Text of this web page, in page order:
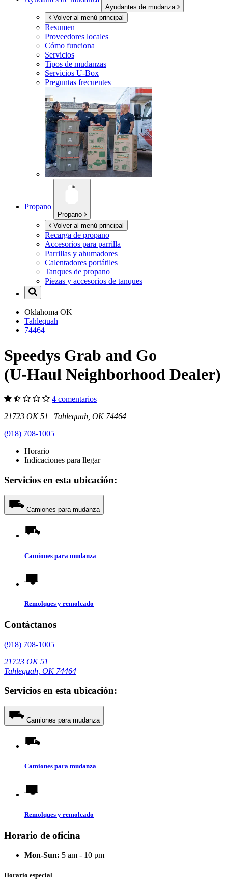
Ayudantes de mudanza
Volver al menú principal
Resumen
Proveedores locales
Cómo funciona
Servicios
Tipos de mudanzas
Servicios U-Box
Preguntas frecuentes
Propano
Propano
Volver al menú principal
Recarga de propano
Accesorios para parrilla
Parrillas y ahumadores
Calentadores portátiles
Tanques de propano
Piezas y accesorios de tanques
Oklahoma OK
Tahlequah
74464
Speedys Grab and Go
(U-Haul Neighborhood Dealer)
4 comentarios
21723 OK 51 Tahlequah, OK 74464
(918) 708-1005
Horario
Indicaciones para llegar
Servicios en esta ubicación:
Camiones para mudanza
Camiones para mudanza
Remolques y remolcado
Contáctanos
(918) 708-1005
21723 OK 51
Tahlequah, OK 74464
Servicios en esta ubicación:
Camiones para mudanza
Camiones para mudanza
Remolques y remolcado
Horario de oficina
Mon-Sun: 5 am - 10 pm
Horario especial